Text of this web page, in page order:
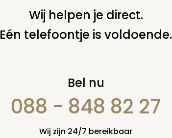
Wel verplicht, maar
wordt niet gepubliceerd.
Wij helpen je direct.
Eén telefoontje is voldoende.
Bel nu
088 - 848 82 27
Wij zijn 24/7 bereikbaar